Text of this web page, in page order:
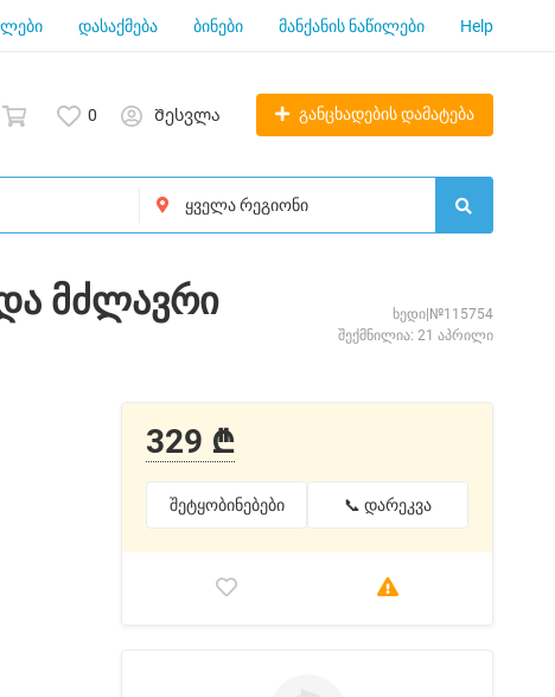
დასაქმება ბინები მანქანის ნაწილები Help
0 Შესვლა განცხადების დამატება
მძლავრი
ხედი|№115754
შექმნილია: 21 აპრილი
329 ₾
შეტყობინებები 📞 დარეკვა